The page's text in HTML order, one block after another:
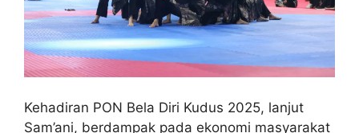
Kehadiran PON Bela Diri Kudus 2025, lanjut
Sam’ani, berdampak pada ekonomi masyarakat